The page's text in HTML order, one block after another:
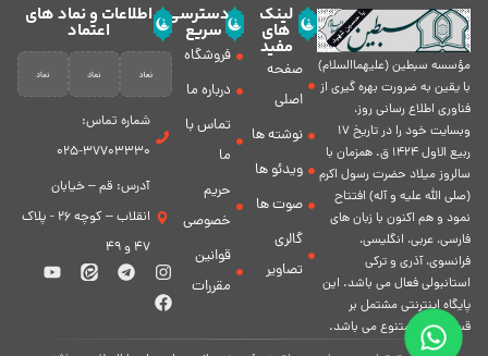
مؤسسه سبطين (عليهماالسلام)
با يقين به ضرورت بهره گیرى از
فناورى اطلاع رسانى روز،
وبسایت خود را در تاريخ 17
ربيع الاول 1424 ق. همزمان با
سالروز ميلاد حضرت رسول اكرم
(صلی الله علیه و آله) افتتاح
نمود و هم اكنون با زبان های
فارسی، عربى، انگلیسی،
فرانسوی، آذری و ترکی
استانبولی فعال مى باشد. اين
پايگاه اينترنتى مشتمل بر
قسمت هاى متنوع مى باشد.
لینک
های
مفید
صفحه
اصلی
نوشته ها
ویدئو ها
صوت ها
گالری
تصاویر
دسترسی
سریع
فروشگاه
درباره ما
تماس با
ما
حریم
خصوصی
قوانین
مقررات
اطلاعات و نماد های
اعتماد
شماره تماس:
37703330-025
آدرس: قم – خیابان
انقلاب – کوچه 26 - پلاک
47 و 49